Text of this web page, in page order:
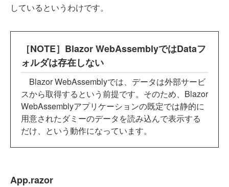
しているというわけです。
［NOTE］Blazor WebAssemblyではDataフ
ォルダは存在しない
Blazor WebAssemblyでは、データは外部サービ
スから取得するという前提です。そのため、Blazor
WebAssemblyアプリケーションの既定では静的に
用意されたダミーのデータを読み込んで表示する
だけ、という動作になっています。
App.razor